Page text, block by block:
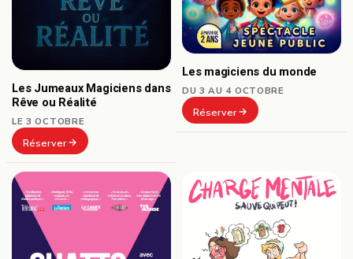
Les Jumeaux Magiciens dans
Rêve ou Réalité
LE 3 OCTOBRE
Réserver
Les magiciens du monde
DU 3 AU 4 OCTOBRE
Réserver